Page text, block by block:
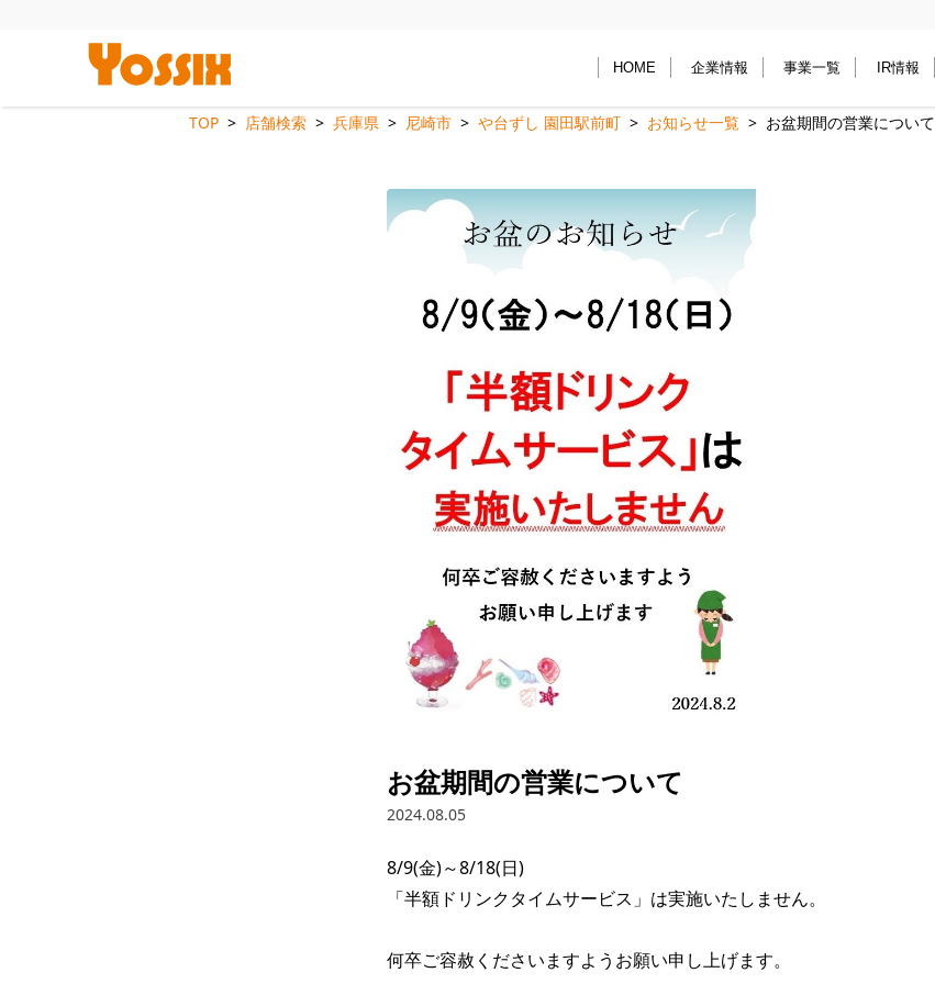
HOME 企業情報 事業一覧 IR情報
TOP 店舗検索 兵庫県 尼崎市 や台ずし 園田駅前町 お知らせ一覧 お盆期間の営業について
お盆期間の営業について
2024.08.05
8/9(金)～8/18(日)
「半額ドリンクタイムサービス」は実施いたしません。
何卒ご容赦くださいますようお願い申し上げます。